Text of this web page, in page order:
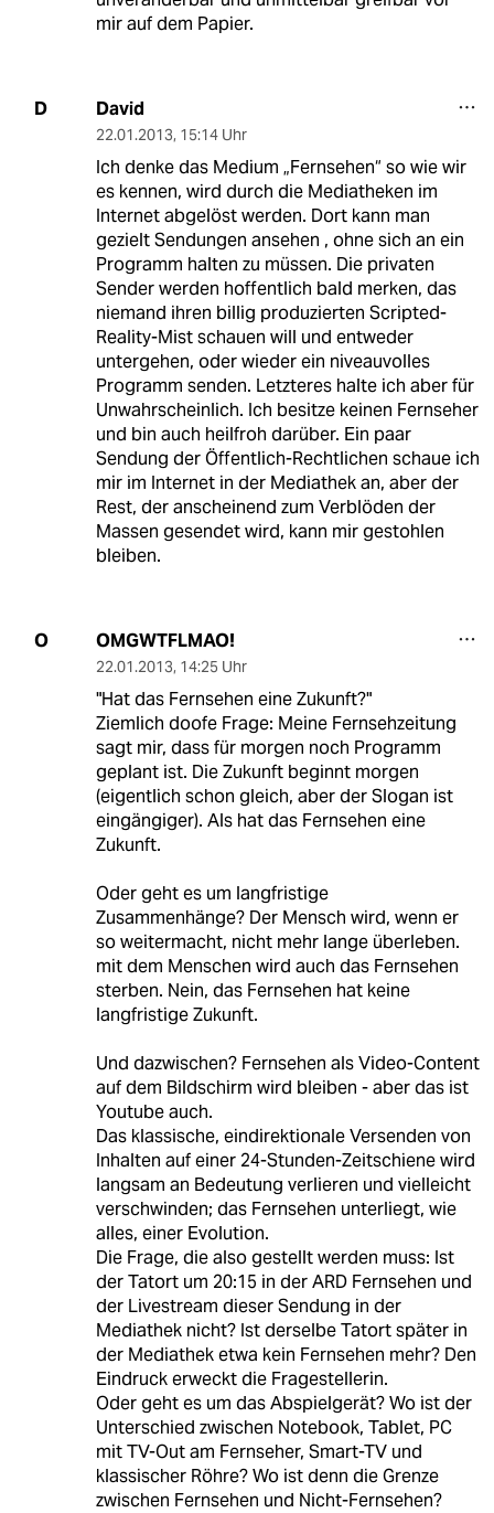
mir auf dem Papier.
D David
22.01.2013, 15:14 Uhr
Ich denke das Medium „Fernsehen“ so wie wir
es kennen, wird durch die Mediatheken im
Internet abgelöst werden. Dort kann man
gezielt Sendungen ansehen , ohne sich an ein
Programm halten zu müssen. Die privaten
Sender werden hoffentlich bald merken, das
niemand ihren billig produzierten Scripted-
Reality-Mist schauen will und entweder
untergehen, oder wieder ein niveauvolles
Programm senden. Letzteres halte ich aber für
Unwahrscheinlich. Ich besitze keinen Fernseher
und bin auch heilfroh darüber. Ein paar
Sendung der Öffentlich-Rechtlichen schaue ich
mir im Internet in der Mediathek an, aber der
Rest, der anscheinend zum Verblöden der
Massen gesendet wird, kann mir gestohlen
bleiben.
O OMGWTFLMAO!
22.01.2013, 14:25 Uhr
"Hat das Fernsehen eine Zukunft?"
Ziemlich doofe Frage: Meine Fernsehzeitung
sagt mir, dass für morgen noch Programm
geplant ist. Die Zukunft beginnt morgen
(eigentlich schon gleich, aber der Slogan ist
eingängiger). Als hat das Fernsehen eine
Zukunft.
Oder geht es um langfristige
Zusammenhänge? Der Mensch wird, wenn er
so weitermacht, nicht mehr lange überleben.
mit dem Menschen wird auch das Fernsehen
sterben. Nein, das Fernsehen hat keine
langfristige Zukunft.
Und dazwischen? Fernsehen als Video-Content
auf dem Bildschirm wird bleiben - aber das ist
Youtube auch.
Das klassische, eindirektionale Versenden von
Inhalten auf einer 24-Stunden-Zeitschiene wird
langsam an Bedeutung verlieren und vielleicht
verschwinden; das Fernsehen unterliegt, wie
alles, einer Evolution.
Die Frage, die also gestellt werden muss: Ist
der Tatort um 20:15 in der ARD Fernsehen und
der Livestream dieser Sendung in der
Mediathek nicht? Ist derselbe Tatort später in
der Mediathek etwa kein Fernsehen mehr? Den
Eindruck erweckt die Fragestellerin.
Oder geht es um das Abspielgerät? Wo ist der
Unterschied zwischen Notebook, Tablet, PC
mit TV-Out am Fernseher, Smart-TV und
klassischer Röhre? Wo ist denn die Grenze
zwischen Fernsehen und Nicht-Fernsehen?